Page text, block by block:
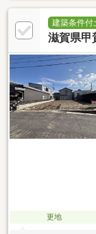
建築条件付
滋賀県甲
更地